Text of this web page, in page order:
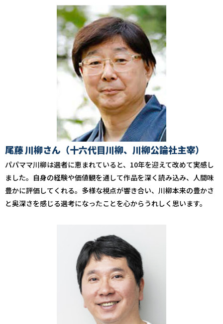
尾藤 川柳さん（十六代目川柳、川柳公論社主宰）
パパママ川柳は選者に恵まれていると、10年を迎えて改めて実感し
ました。自身の経験や価値観を通して作品を深く読み込み、人間味
豊かに評価してくれる。多様な視点が響き合い、川柳本来の豊かさ
と奥深さを感じる選考になったことを心からうれしく思います。